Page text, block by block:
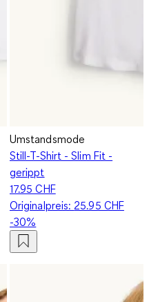
Umstandsmode
Still-T-Shirt - Slim Fit -
gerippt
17.95 CHF
Originalpreis: 25.95 CHF
-30%